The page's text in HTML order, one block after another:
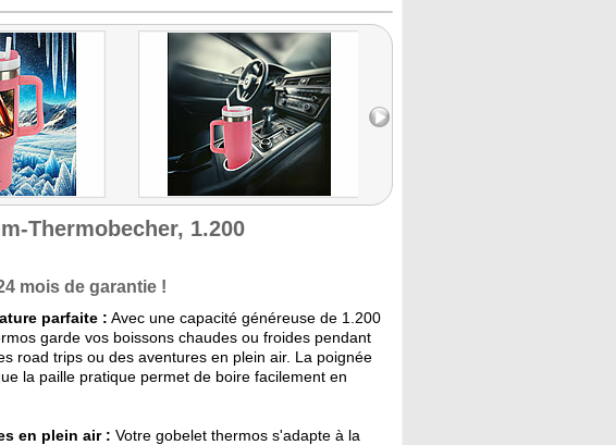
Thermobecher, 1.200
mois de garantie !
parfaite : Avec une capacité généreuse de 1.200
garde vos boissons chaudes ou froides pendant
road trips ou des aventures en plein air. La poignée
la paille pratique permet de boire facilement en
en plein air : Votre gobelet thermos s'adapte à la